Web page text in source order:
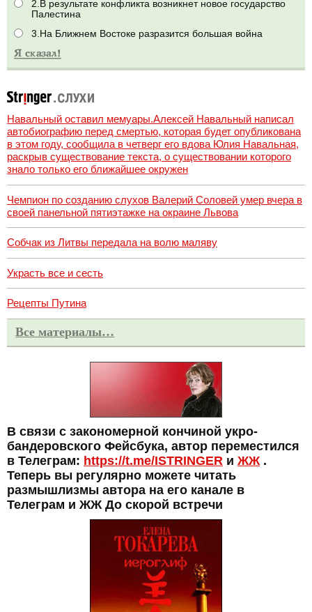
2.В результате конфликта возникнет новое государство
Палестина
3.На Ближнем Востоке разразится большая война
Навальный оставил мемуары.Алексей Навальный написал
автобиографию перед смертью, которая будет опубликована
в этом году, сообщила в четверг его вдова Юлия Навальная,
раскрыв существование текста, о существовании которого
знало только его ближайшее окружен
Чемпион по созданию слухов Валерий Соловей умер вчера в
своей панельной пятиэтажке на окраине Львова
Собчак из Литвы передала на волю маляву
Украсть все и сесть
Рецепты Путина
Все материалы…
В связи с закономерной кончиной укро-
бандеровского Фейсбука, автор переместился
в Телеграм: https://t.me/ISTRINGER и ЖЖ .
Теперь вы регулярно можете читать
размышлизмы автора на его канале в
Телеграм и ЖЖ До скорой встречи